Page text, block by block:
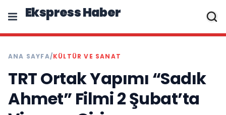
Ekspress Haber
ANA SAYFA/KÜLTÜR VE SANAT
TRT Ortak Yapımı “Sadık
Ahmet” Filmi 2 Şubat’ta